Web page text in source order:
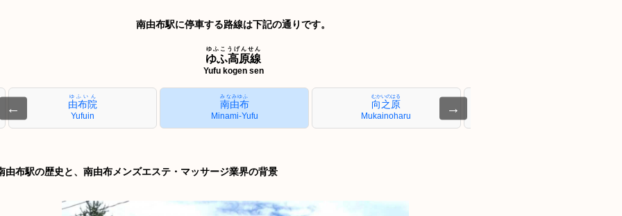
南由布駅に停車する路線は下記の通りです。
ゆふ高原線
ゆふこうげんせん
Yufu kogen sen
← 由布院
ゆふいん
Yufuin
南由布
みなみゆふ
Minami-Yufu
向之原
むかいのはる
Mukainoharu
→
由布駅の歴史と、南由布メンズエステ・マッサージ業界の背景